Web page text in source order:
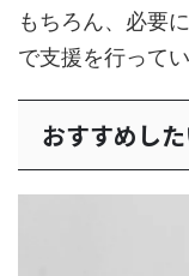
もちろん、必要
で支援を行って
おすすめし